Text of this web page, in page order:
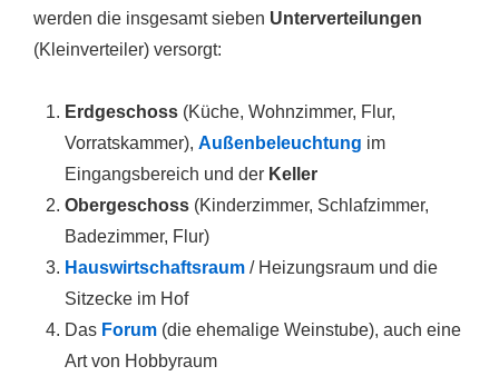
werden die insgesamt sieben Unterverteilungen
(Kleinverteiler) versorgt:
Erdgeschoss (Küche, Wohnzimmer, Flur,
Vorratskammer), Außenbeleuchtung im
Eingangsbereich und der Keller
Obergeschoss (Kinderzimmer, Schlafzimmer,
Badezimmer, Flur)
Hauswirtschaftsraum / Heizungsraum und die
Sitzecke im Hof
Das Forum (die ehemalige Weinstube), auch eine
Art von Hobbyraum